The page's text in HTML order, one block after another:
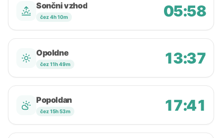
Sončni vzhod
čez 4h 10m 05:58
Opoldne
čez 11h 49m 13:37
Popoldan
čez 15h 53m 17:41